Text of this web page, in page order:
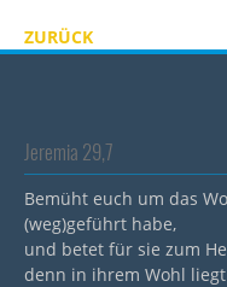
ZURÜCK
Jeremia 29,7
Bemüht euch um das
(weg)geführt habe,
und betet für sie zum
denn in ihrem Wohl